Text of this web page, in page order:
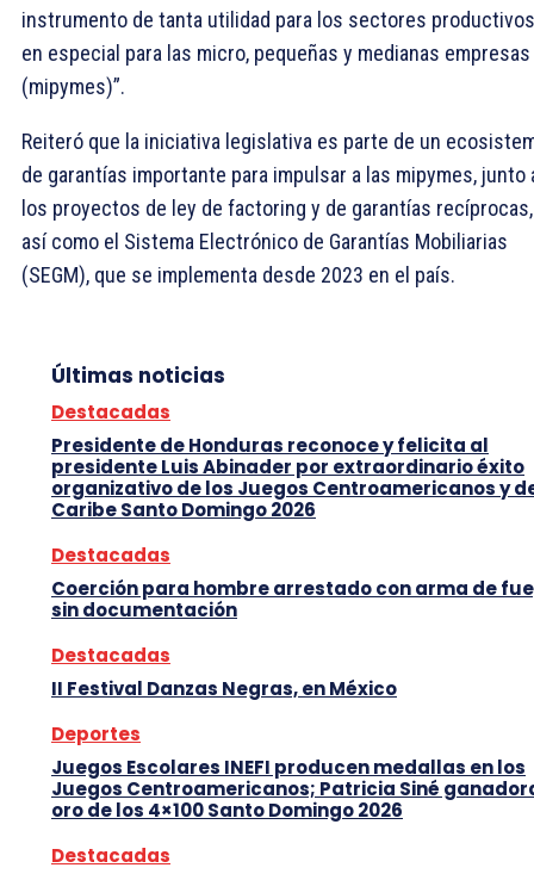
instrumento de tanta utilidad para los sectores
en especial para las micro, pequeñas y medianas empresas
(mipymes)”.
Reiteró que la iniciativa legislativa es parte de un
de garantías importante para impulsar a las mipymes, junto
los proyectos de ley de factoring y de garantías recíprocas,
así como el Sistema Electrónico de Garantías Mobiliarias
(SEGM), que se implementa desde 2023 en el país.
Últimas noticias
Destacadas
Presidente de Honduras reconoce y felicita al
presidente Luis Abinader por extraordinario éxito
organizativo de los Juegos Centroamericanos y
Caribe Santo Domingo 2026
Destacadas
Coerción para hombre arrestado con arma de
sin documentación
Destacadas
II Festival Danzas Negras, en México
Deportes
Juegos Escolares INEFI producen medallas en los
Juegos Centroamericanos; Patricia Siné
oro de los 4×100 Santo Domingo 2026
Destacadas